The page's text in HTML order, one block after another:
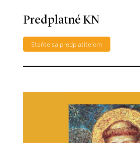
Predplatné KN
Staňte sa predplatiteľom